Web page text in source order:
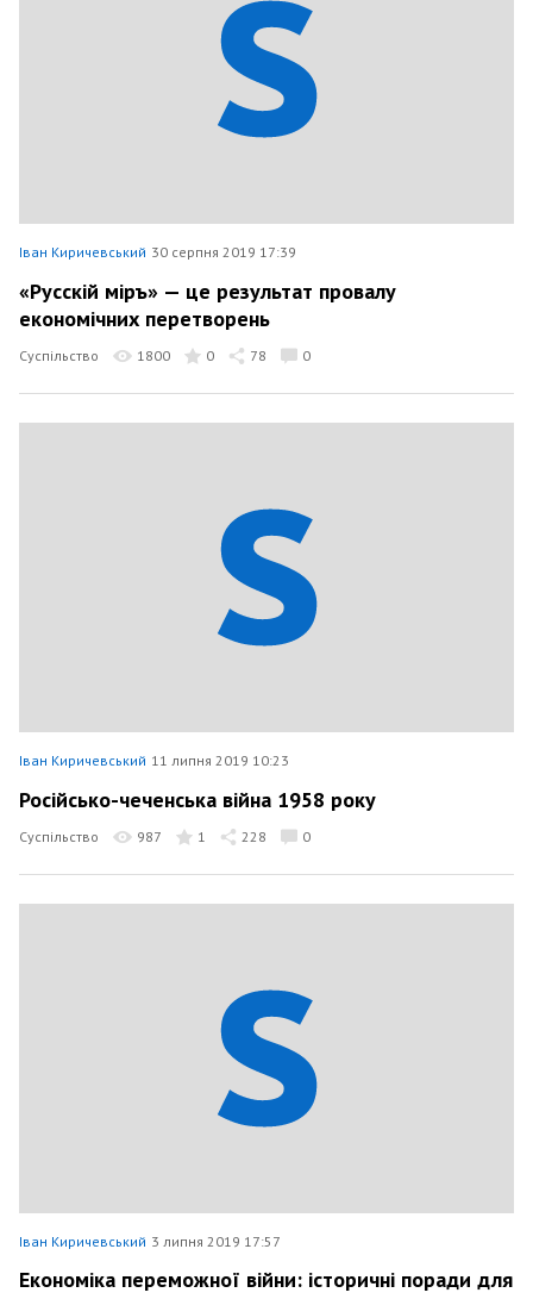
Іван Киричевський 30 серпня 2019 17:39
«Русскій міръ» — це результат провалу
економічних перетворень
Суспільство 1800 0 78 0
Іван Киричевський 11 липня 2019 10:23
Російсько-чеченська війна 1958 року
Суспільство 987 1 228 0
Іван Киричевський 3 липня 2019 17:57
Економіка переможної війни: історичні поради для